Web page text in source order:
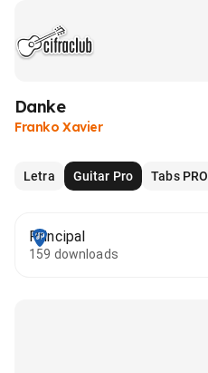
Danke
Franko Xavier
Letra Guitar Pro Tabs PRO
Principal
159 downloads